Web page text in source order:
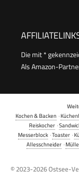
Die mit *
Als Amazon-
Kochen & Backen ·
Reiskocher ·
Messerblock ·Toaster ·
Allesschneider ·
© 2023-2026Ostsee-